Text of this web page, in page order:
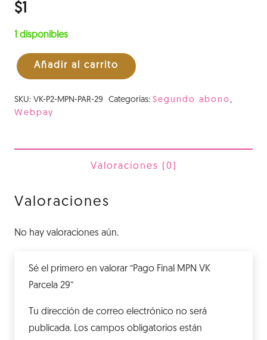
$1
1 disponibles
Pago
MPN
Añadir al carrito
SKU: VK-P2-MPN-PAR-29 Categorías: Segundo abono,
Webpay
Valoraciones (0)
Valoraciones
No hay valoraciones aún.
Sé el primero en valorar “Pago Final MPN VK
Parcela 29”
Tu dirección de correo electrónico no será
publicada. Los campos obligatorios están